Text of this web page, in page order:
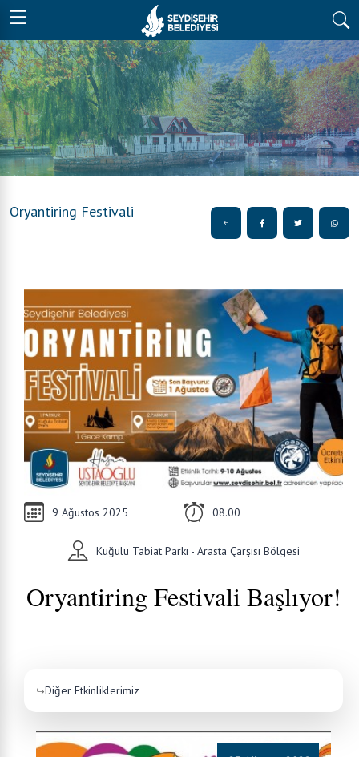
Oryantiring Festivali
9 Ağustos 2025 08.00
Kuğulu Tabiat Parkı - Arasta Çarşısı Bölgesi
Oryantiring Festivali Başlıyor!
Diğer Etkinliklerimiz